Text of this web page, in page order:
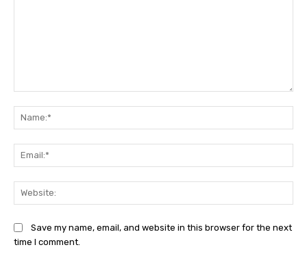
Save my name, email, and website in this browser for the next
time I comment.